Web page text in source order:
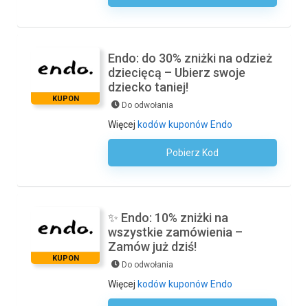
KUPON
Endo: do 30% zniżki na odzież
dziecięcą – Ubierz swoje
dziecko taniej!
Do odwołania
Więcej kodów kuponów Endo
Pobierz Kod
Kod Nie Jest Wymagany
KUPON
✨ Endo: 10% zniżki na
wszystkie zamówienia –
Zamów już dziś!
Do odwołania
Więcej kodów kuponów Endo